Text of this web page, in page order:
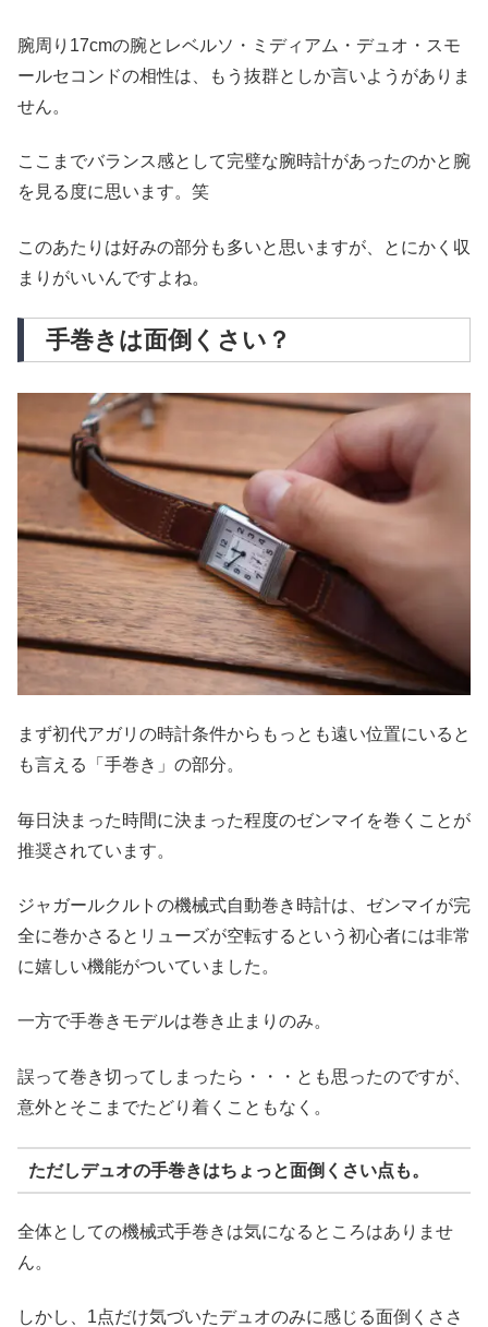
腕周り17cmの腕とレベルソ・ミディアム・デュオ・スモ
ールセコンドの相性は、もう抜群としか言いようがありま
せん。
ここまでバランス感として完璧な腕時計があったのかと腕
を見る度に思います。笑
このあたりは好みの部分も多いと思いますが、とにかく収
まりがいいんですよね。
手巻きは面倒くさい？
まず初代アガリの時計条件からもっとも遠い位置にいると
も言える「手巻き」の部分。
毎日決まった時間に決まった程度のゼンマイを巻くことが
推奨されています。
ジャガールクルトの機械式自動巻き時計は、ゼンマイが完
全に巻かさるとリューズが空転するという初心者には非常
に嬉しい機能がついていました。
一方で手巻きモデルは巻き止まりのみ。
誤って巻き切ってしまったら・・・とも思ったのですが、
意外とそこまでたどり着くこともなく。
ただしデュオの手巻きはちょっと面倒くさい点も。
全体としての機械式手巻きは気になるところはありませ
ん。
しかし、1点だけ気づいたデュオのみに感じる面倒くささ